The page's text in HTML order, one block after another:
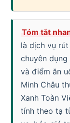
Tóm tắt
là dịch vụ
chuyên
và điểm ăn
Minh Châu
Xanh Toàn
tính theo tạ